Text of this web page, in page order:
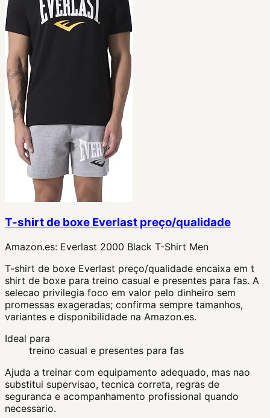
T-shirt de boxe Everlast preço/qualidade
Amazon.es: Everlast 2000 Black T-Shirt Men
T-shirt de boxe Everlast preço/qualidade encaixa em t
shirt de boxe para treino casual e presentes para fas. A
selecao privilegia foco em valor pelo dinheiro sem
promessas exageradas; confirma sempre tamanhos,
variantes e disponibilidade na Amazon.es.
Ideal para
treino casual e presentes para fas
Ajuda a treinar com equipamento adequado, mas nao
substitui supervisao, tecnica correta, regras de
seguranca e acompanhamento profissional quando
necessario.